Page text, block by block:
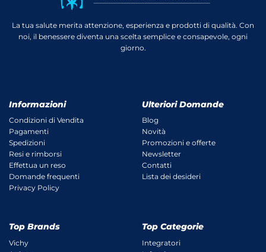
La tua salute merita attenzione, esperienza e prodotti di qualità. Con
noi, il benessere diventa una scelta semplice e consapevole, ogni
giorno.
Informazioni
Condizioni di Vendita
Pagamenti
Spedizioni
Resi e rimborsi
Effettua un reso
Domande frequenti
Privacy Policy
Ulteriori Domande
Blog
Novità
Promozioni e offerte
Newsletter
Contatti
Lista dei desideri
Top Brands
Vichy
Top Categorie
Integratori